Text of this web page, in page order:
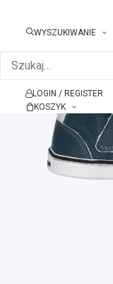
WYSZUKIWANIE
LOGIN / REGISTER
KOSZYK